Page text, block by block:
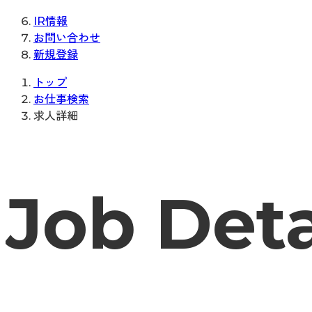
IR情報
お問い合わせ
新規登録
トップ
お仕事検索
求人詳細
Job